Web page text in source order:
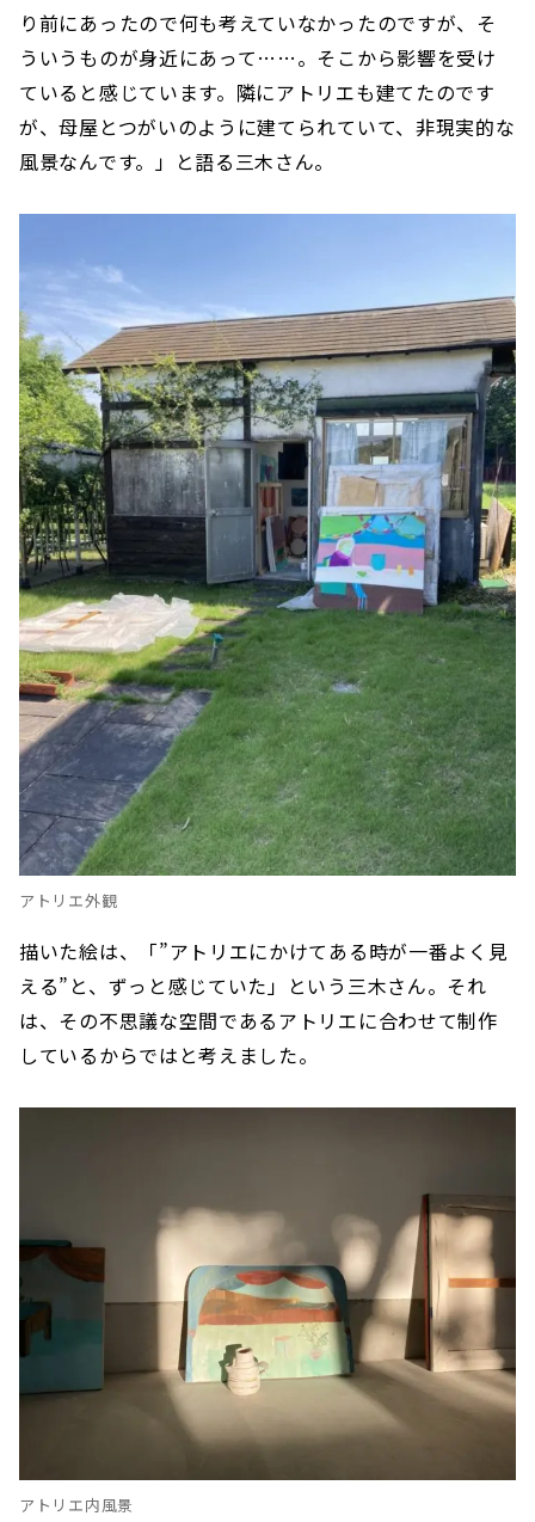
り前にあったので何も考えていなかったのですが、そ
ういうものが身近にあって……。そこから影響を受け
ていると感じています。隣にアトリエも建てたのです
が、母屋とつがいのように建てられていて、非現実的な
風景なんです。」と語る三木さん。
アトリエ外観
描いた絵は、「”アトリエにかけてある時が一番よく見
える”と、ずっと感じていた」という三木さん。それ
は、その不思議な空間であるアトリエに合わせて制作
しているからではと考えました。
アトリエ内風景